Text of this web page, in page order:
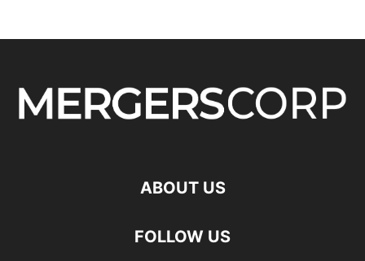
ABOUT US
FOLLOW US